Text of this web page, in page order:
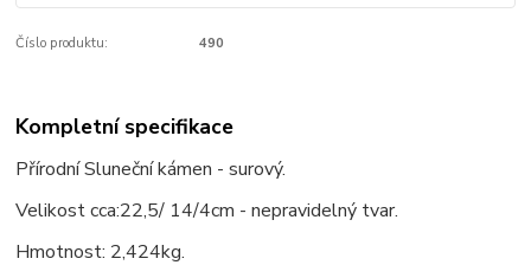
Číslo produktu: 490
Kompletní specifikace
Přírodní Sluneční kámen - surový.
Velikost cca:22,5/ 14/4cm - nepravidelný tvar.
Hmotnost: 2,424kg.